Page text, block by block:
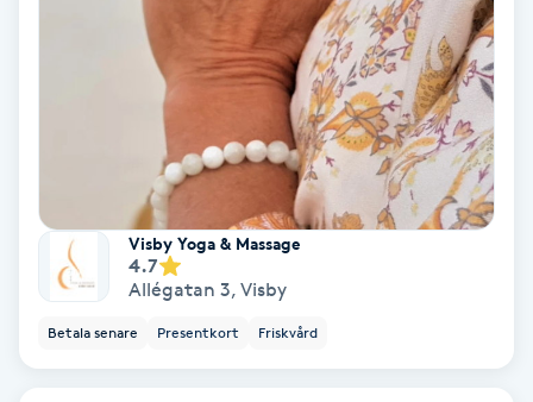
Ansiktsbehandling djuprengörande
BambumassageVisby Yoga & Massage
4.7
Allégatan 3, Visby
Betala senare Presentkort Friskvård